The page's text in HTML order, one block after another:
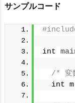
サンプルコード
int
/* 変
int